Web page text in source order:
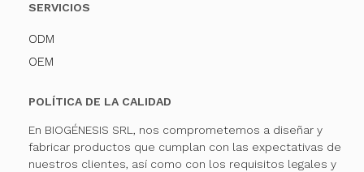
SERVICIOS
ODM
OEM
POLÍTICA DE LA CALIDAD
En BIOGÉNESIS SRL, nos comprometemos a diseñar y
fabricar productos que cumplan con las expectativas de
nuestros clientes, así como con los requisitos legales y